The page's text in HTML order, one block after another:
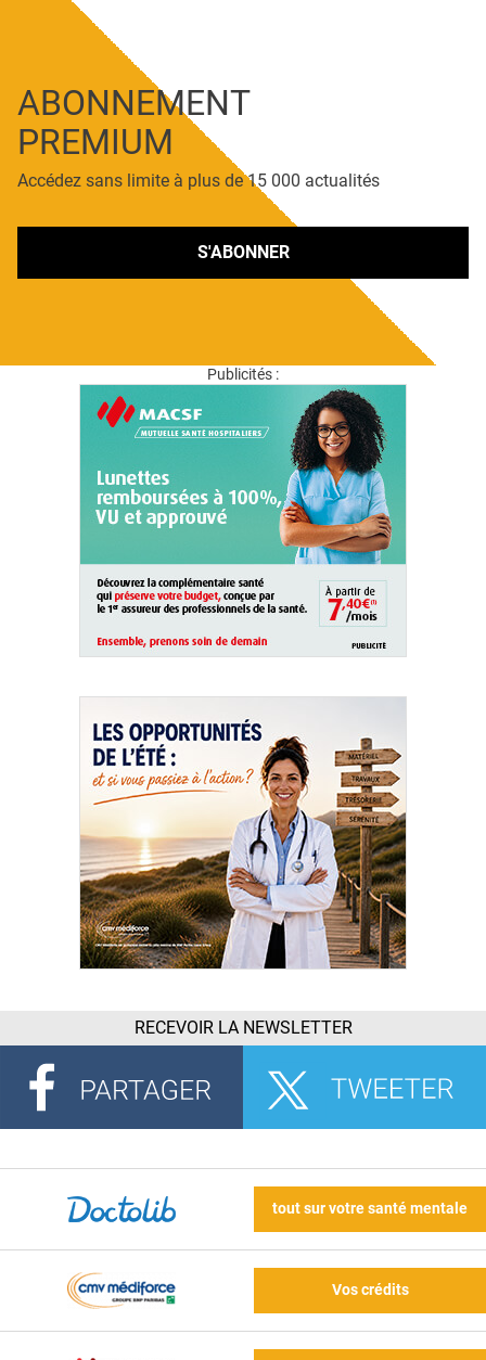
ABONNEMENT
PREMIUM
Accédez sans limite à plus de 15 000 actualités
S'ABONNER
Publicités :
RECEVOIR LA NEWSLETTER
tout sur votre santé mentale
Vos crédits